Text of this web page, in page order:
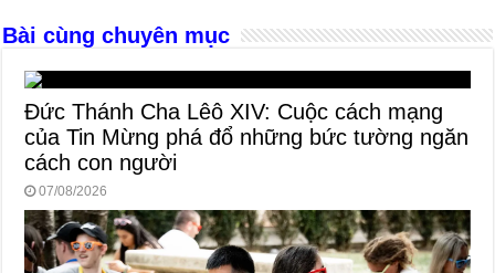
Bài cùng chuyên mục
Đức Thánh Cha Lêô XIV: Cuộc cách mạng
của Tin Mừng phá đổ những bức tường ngăn
cách con người
07/08/2026